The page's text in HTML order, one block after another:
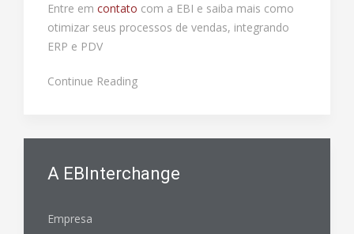
Entre em contato com a EBI e saiba mais como
otimizar seus processos de vendas, integrando
ERP e PDV
Continue Reading
A EBInterchange
Empresa